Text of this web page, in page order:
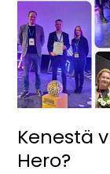
Kenestä
Hero?
Open
World
Hero?